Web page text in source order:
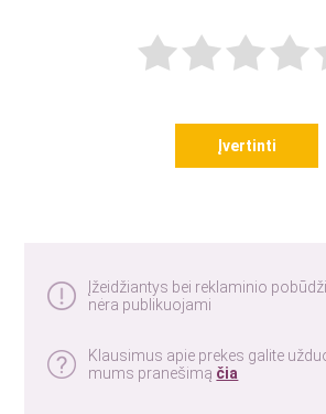
Įvertinti
Įžeidžiantys bei reklaminio
nėra publikuojami
Klausimus apie prekes galite
mums pranešimą čia